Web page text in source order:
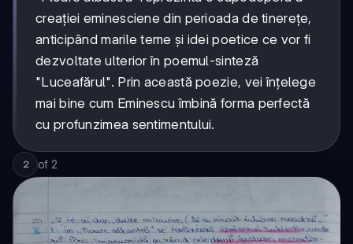
creației eminesciene din perioada de tinerețe,
anticipând marile teme și idei poetice ce vor fi
dezvoltate ulterior în poemul-sinteză
"Luceafărul". Prin această poezie, vei înțelege
mai bine cum Eminescu îmbină forma perfectă
cu profunzimea sentimentului.
2 of 2